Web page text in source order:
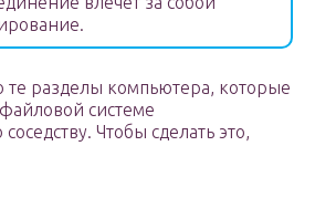
разделы компьютера, которые
системе
Чтобы сделать это,